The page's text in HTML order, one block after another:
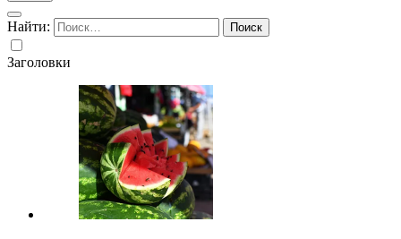
Найти:
Заголовки